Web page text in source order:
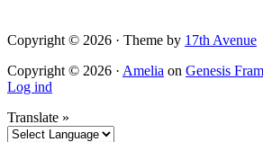
Copyright © 2026 · Theme by 17th Avenue
Copyright © 2026 · Amelia on Genesis
Log ind
Translate »